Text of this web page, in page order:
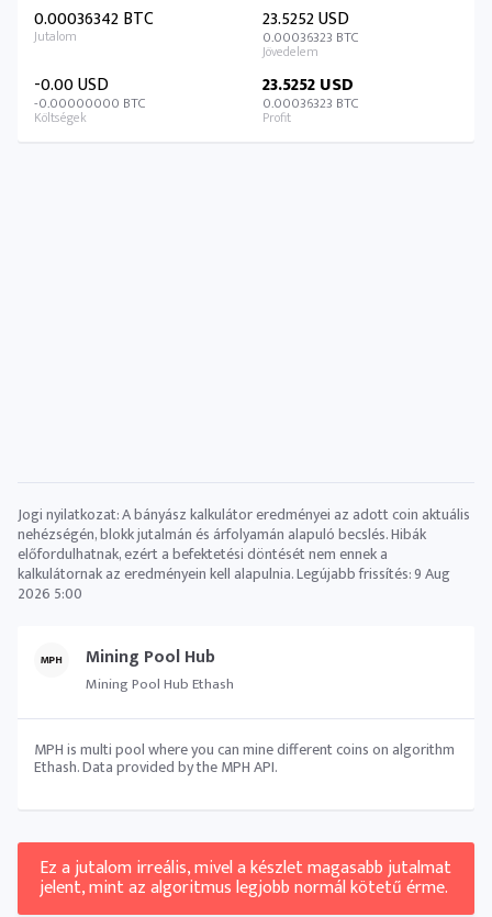
Mining Pool Hub
Mining Pool Hub Ethash
MPH is multi pool where you can mine different coins on algorithm
Ethash. Data provided by the MPH API.
Ez a jutalom irreális, mivel a készlet magasabb jutalmat
jelent, mint az algoritmus legjobb normál kötetű érme.
0.00036342 BTC
23.5252 USD
0.00036323 BTC
-0.00 USD
-0.00000000 BTC
23.5252 USD
0.00036323 BTC
Jogi nyilatkozat: A bányász ​​kalkulátor eredményei az adott coin aktuális
nehézségén, blokk jutalmán és árfolyamán alapuló becslés. Hibák
előfordulhatnak, ezért a befektetési döntését nem ennek a
kalkulátornak az eredményein kell alapulnia. Legújabb frissítés:9 Aug
2026 5:00